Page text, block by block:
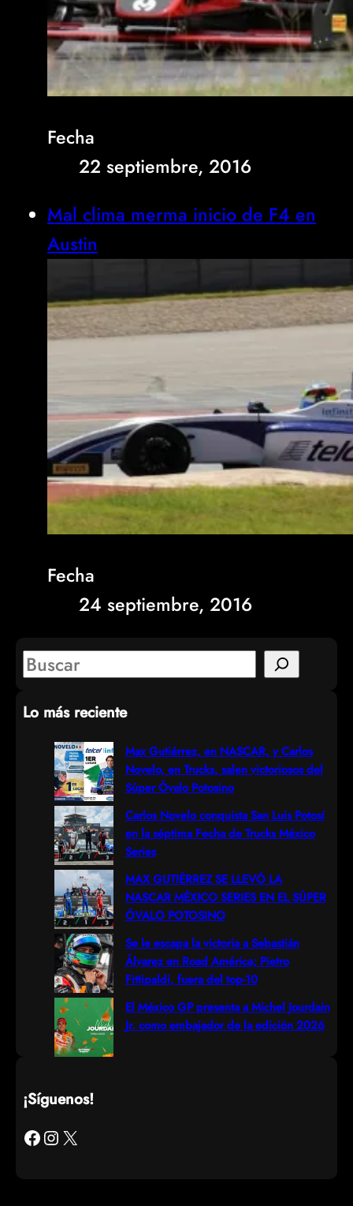
Fecha
22 septiembre, 2016
Mal clima merma inicio de F4 en
Austin
Fecha
24 septiembre, 2016
S
a
Lo más reciente
Max Gutiérrez, en NASCAR, y Carlos
Novelo, en Trucks, salen victoriosos del
Súper Óvalo Potosino
Carlos Novelo conquista San Luis Potosí
en la séptima Fecha de Trucks México
Series
MAX GUTIÉRREZ SE LLEVÓ LA
NASCAR MÉXICO SERIES EN EL SÚPER
ÓVALO POTOSINO
Se le escapa la victoria a Sebastián
Álvarez en Road América; Pietro
Fittipaldi, fuera del top-10
El México GP presenta a Michel Jourdain
Jr. como embajador de la edición 2026
¡Síguenos!
Facebook Instagram X